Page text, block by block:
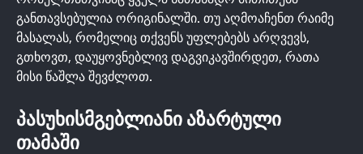
განთავსებულია ორიგინალში. თუ აღმოაჩენთ რაიმე
მასალას, რომელიც თქვენს უფლებებს არღვევს,
გთხოვთ, დაუყოვნებლივ დაგვიკავშირდეთ, რათა
მისი წაშლა შევძლოთ.
ᲞᲐᲡᲣᲮᲘᲡᲛᲒᲔᲑᲚᲘᲐᲜᲘ ᲐᲖᲐᲠᲢᲣᲚᲘ
ᲗᲐᲛᲐᲨᲘ